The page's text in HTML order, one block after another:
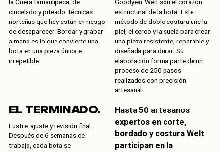
la Cuera tamaulipeca, de
cincelado y piteado: técnicas
norteñas que hoy están en riesgo
de desaparecer. Bordar y grabar
a mano es lo que convierte una
bota en una pieza única e
irrepetible.
Goodyear Welt son el corazón
estructural de la bota. Este
método de doble costura une la
piel, el cerco y la suela para crear
una pieza resistente, reparable y
diseñada para durar. Su
elaboración forma parte de un
proceso de 250 pasos
realizados con precisión
artesanal.
EL TERMINADO.
Lustre, ajuste y revisión final.
Después de 6 semanas de
trabajo, cada bota se
Hasta 50 artesanos
expertos en corte,
bordado y costura Welt
participan en la